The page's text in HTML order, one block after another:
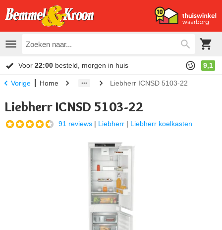
Voor 22:00 besteld, morgen in huis 9,1
Vorige Home Liebherr ICNSD 5103-22
Liebherr ICNSD 5103-22
91 reviews | Liebherr | Liebherr koelkasten